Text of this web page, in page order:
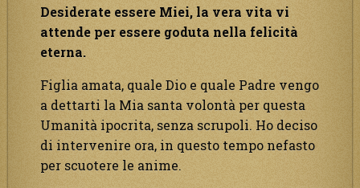
favola
nella
poveri!”
Desiderate essere Miei, la vera vita vi
attende per essere goduta nella felicità
eterna.
Figlia amata, quale Dio e quale Padre vengo
a dettarti la Mia santa volontà per questa
Umanità ipocrita, senza scrupoli. Ho deciso
di intervenire ora, in questo tempo nefasto
per scuotere le anime.